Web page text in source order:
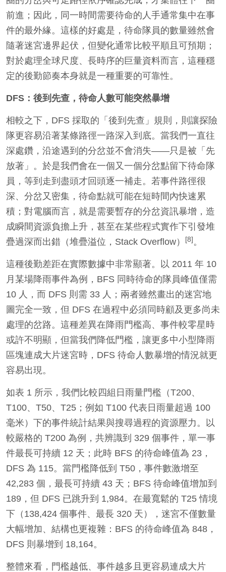
前進；因此，同一時間需要待命的人手通常集中在事
件的最外緣。這樣的好處是，待命隊員的數量雖然會
隨著迷宮邊界起伏，但變化通常比較平順且可預期；
對於處理全球尺度、長時序的巨量資料而言，這種穩
定的後勤節奏本身就是一種重要的可靠性。
DFS ：後到先查，待命人數可能突然暴增
相較之下，DFS 採取的「後到先查」規則，則讓探險
隊更容易沿著某條路徑一路深入到底。當我們一直往
深處鑽，沿途遇到的分岔並不會消失——只是被「先
放著」。於是我們會在一個又一個分岔點留下待命隊
員，等到走到盡頭才回頭逐一補走。若事件路徑很
深、分岔又密集，待命點就可能在短時間內快速累
積；對電腦而言，就是需要暫存的分岔資訊暴增，造
成瞬間資源負擔上升，甚至在某些程式實作下引發堆
疊過深而出錯（堆疊溢位，Stack Overflow）
[8]。
這種後勤差距在實際數據中非常顯著。以 2011 年 10
月某場降雨事件為例，BFS 同時待命的隊員峰值僅需
10 人，而 DFS 則需 33 人；兩者雖然畫出的迷宮地
圖完全一致，但 DFS 在過程中必須同時顧及更多尚未
處理的岔路。這種差異在降雨門檻高、事件較零星時
或許不明顯，但當我們降低門檻，讓更多中小型降雨
區塊連成大片迷宮時，DFS 待命人數暴增的情況就更
容易出現。
如表 1 所示，我們比較四組日雨量門檻（T200、
T100、T50、T25；例如 T100 代表日雨量超過 100
毫米）下的事件統計結果與搜尋過程的資源壓力。以
較嚴格的 T200 為例，共辨識到 329 個事件，單一事
件最長可持續 12 天；此時 BFS 的待命峰值為 23，
DFS 為 115。當門檻降低到 T50，事件數激增至
42,283 個，最長可持續 43 天；BFS 待命峰值增加到
189，但 DFS 已跳升到 1,984。在最寬鬆的 T25 情境
下（138,424 個事件、最長 320 天），迷宮不僅數量
大幅增加、結構也更複雜：BFS 的待命峰值為 848，
DFS 則暴增到 18,164。
整體來看，門檻越低、事件越多且更容易連成大片